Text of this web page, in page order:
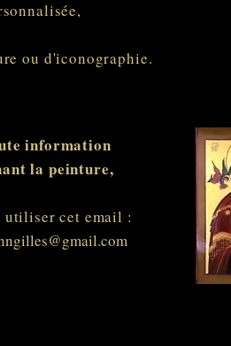
ou d'iconographie.
information
la peinture,
cet email :